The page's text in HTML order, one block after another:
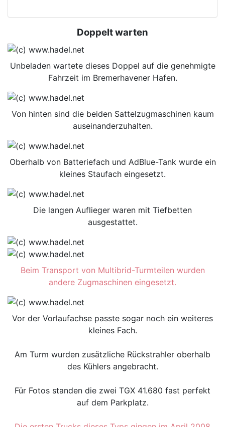
Doppelt warten
Unbeladen wartete dieses Doppel auf die genehmigte
Fahrzeit im Bremerhavener Hafen.
Von hinten sind die beiden Sattelzugmaschinen kaum
auseinanderzuhalten.
Oberhalb von Batteriefach und AdBlue-Tank wurde ein
kleines Staufach eingesetzt.
Die langen Auflieger waren mit Tiefbetten
ausgestattet.
Beim Transport von Multibrid-Turmteilen wurden
andere Zugmaschinen eingesetzt.
Vor der Vorlaufachse passte sogar noch ein weiteres
kleines Fach.
Am Turm wurden zusätzliche Rückstrahler oberhalb
des Kühlers angebracht.